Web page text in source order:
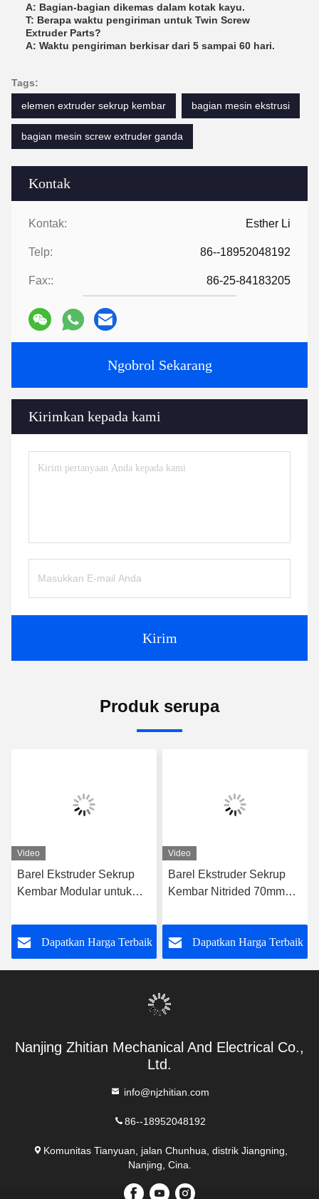
Kontak
Kontak: Esther Li
Telp: 86--18952048192
Fax:: 86-25-84183205
Ngobrol Sekarang
Kirimkan kepada kami
Kirim
A: Bagian-bagian dikemas dalam kotak kayu.
T: Berapa waktu pengiriman untuk Twin Screw
Extruder Parts?
A: Waktu pengiriman berkisar dari 5 sampai 60 hari.
Tags:
elemen extruder sekrup kembar
bagian mesin ekstrusi
bagian mesin screw extruder ganda
Produk serupa
Video
Barel Ekstruder Sekrup
Kembar Modular untuk
Bagian
Dapatkan Harga Terbaik
Video
Barel Ekstruder Sekrup
Kembar Nitrided 70mm
Stabil
Dapatkan Harga Terbaik
Nanjing Zhitian Mechanical And Electrical Co.,
Ltd.
info@njzhitian.com
86--18952048192
Komunitas Tianyuan, jalan Chunhua, distrik Jiangning,
Nanjing, Cina.